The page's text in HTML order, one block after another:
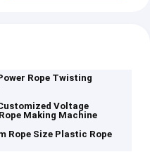
Rope Twisting
Voltage
Making Machine
Rope Size Plastic Rope